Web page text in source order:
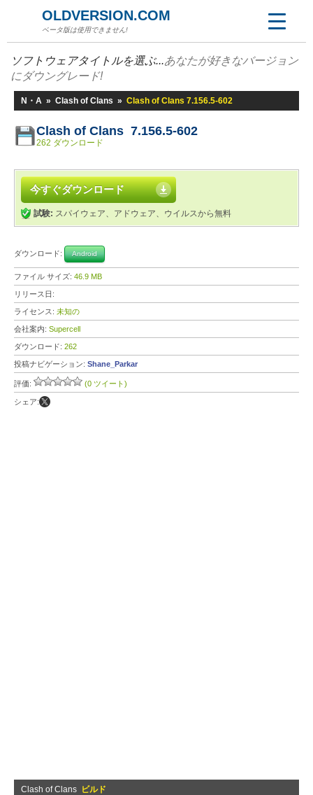
OLDVERSION.COM
ベータ版は使用できません!
ソフトウェアタイトルを選ぶ...あなたが好きなバージョン
にダウングレード!
N・A » Clash of Clans » Clash of Clans 7.156.5-602
Clash of Clans 7.156.5-602
262 ダウンロード
今すぐダウンロード
試験: スパイウェア、アドウェア、ウイルスから無料
ダウンロード: Android
ファイル サイズ: 46.9 MB
リリース日:
ライセンス: 未知の
会社案内: Supercell
ダウンロード: 262
投稿ナビゲーション: Shane_Parkar
評価: (0 ツイート)
シェア:
Clash of Clans ビルド